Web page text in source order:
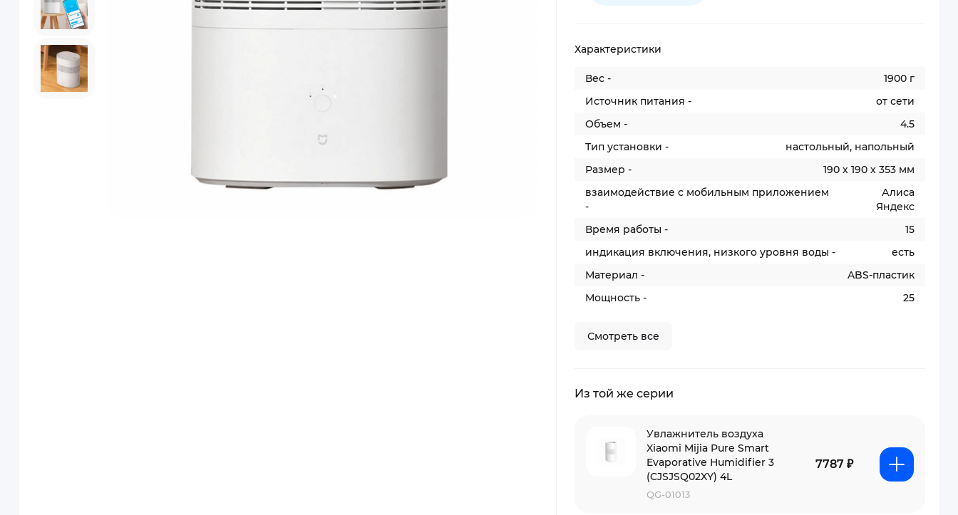
Характеристики
Вес -
1900 г
Источник питания -
от сети
Объем -
4.5
Тип установки -
настольный, напольный
Размер -
190 х 190 х 353 мм
взаимодействие с мобильным приложением
-
Алиса
Яндекс
Время работы -
15
индикация включения, низкого уровня воды -
есть
Материал -
ABS-пластик
Мощность -
25
Смотреть все
Из той же серии
Увлажнитель воздуха
Xiaomi Mijia Pure Smart
Evaporative Humidifier 3
(CJSJSQ02XY) 4L
QG-01013
7787 ₽